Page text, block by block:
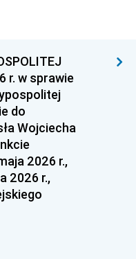
r. w sprawie
do
Wojciecha
2026 r.,
2026 r.,